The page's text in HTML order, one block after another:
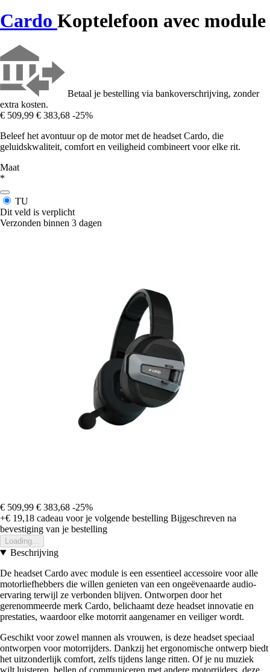
Cardo Koptelefoon avec module
Betaal je bestelling via bankoverschrijving, zonder
extra kosten.
€ 509,99 € 383,68 -25%
Beleef het avontuur op de motor met de headset Cardo, die
geluidskwaliteit, comfort en veiligheid combineert voor elke rit.
Maat
*
TU
Dit veld is verplicht
Verzonden binnen 3 dagen
€ 509,99 € 383,68 -25%
+€ 19,18 cadeau voor je volgende bestelling Bijgeschreven na
bevestiging van je bestelling
Loading...
Beschrijving
De headset Cardo avec module is een essentieel accessoire voor alle
motorliefhebbers die willen genieten van een ongeëvenaarde audio-
ervaring terwijl ze verbonden blijven. Ontworpen door het
gerenommeerde merk Cardo, belichaamt deze headset innovatie en
prestaties, waardoor elke motorrit aangenamer en veiliger wordt.
Geschikt voor zowel mannen als vrouwen, is deze headset speciaal
ontworpen voor motorrijders. Dankzij het ergonomische ontwerp biedt
het uitzonderlijk comfort, zelfs tijdens lange ritten. Of je nu muziek